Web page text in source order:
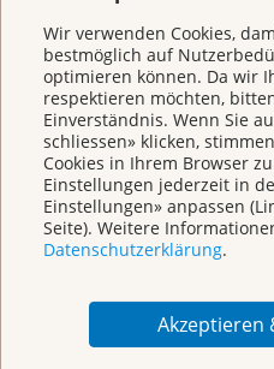
Wir verwenden Cookies,
bestmöglich auf
optimieren können. Da wir
respektieren möchten,
Einverständnis. Wenn Sie
schliessen» klicken,
Cookies in Ihrem Browser
Einstellungen jederzeit in
Einstellungen» anpassen
Seite). Weitere
Datenschutzerklärung.
Akzeptieren